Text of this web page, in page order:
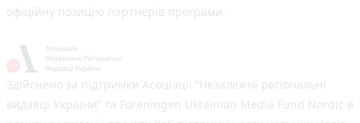
офіційну позицію партнерів програми.
Здійснено за підтримки Асоціації “Незалежні регіональні
видавці України” та Foreningen Ukrainian Media Fund Nordic в